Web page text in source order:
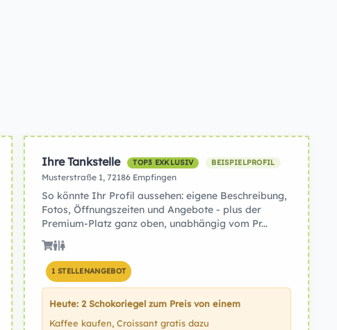
Ihre Tankstelle TOP3 EXKLUSIV BEISPIELPROFIL
Musterstraße 1, 72186 Empfingen
So könnte Ihr Profil aussehen: eigene Beschreibung,
Fotos, Öffnungszeiten und Angebote - plus der
Premium-Platz ganz oben, unabhängig vom Pr...
1 STELLENANGEBOT
Heute: 2 Schokoriegel zum Preis von einem
Kaffee kaufen, Croissant gratis dazu